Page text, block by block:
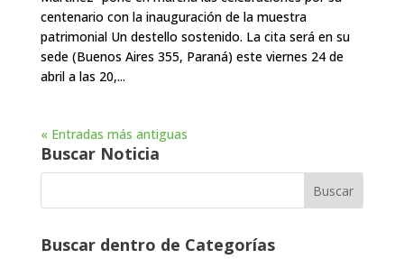
centenario con la inauguración de la muestra
patrimonial Un destello sostenido. La cita será en su
sede (Buenos Aires 355, Paraná) este viernes 24 de
abril a las 20,...
« Entradas más antiguas
Buscar Noticia
Buscar dentro de Categorías